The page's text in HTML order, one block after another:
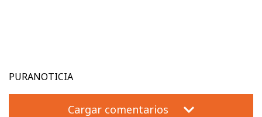
PURANOTICIA
Cargar comentarios